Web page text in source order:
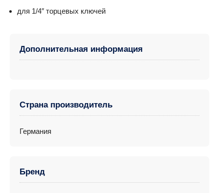
для 1/4″ торцевых ключей
Дополнительная информация
Страна производитель
Германия
Бренд